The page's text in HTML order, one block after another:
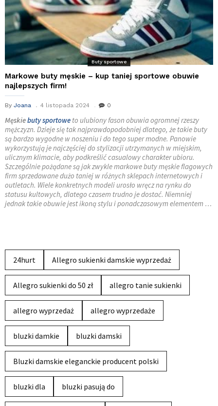
Buty sportowe
Markowe buty męskie – kup taniej sportowe obuwie
najlepszych firm!
By Joana 4 listopada 2024 0
Męskiebuty sportowe to ulubiony fason obuwia ogromnej rzeszy
mężczyzn. Dzieje się tak najprawdopodobniej dlatego, że takie buty
są bardzo wygodne w noszeniu i do tego super modne. Panowie
wykorzystują je najczęściej do stylizacji utrzymanych w miejskim,
ulicznym klimacie, aby podkreślić casualowy charakter ubioru.
Szczególnie pożądane są jak zwykle markowe buty męskie flagowych
firm sprzedawane dużo taniej w różnych sklepach internetowych i
outletach. Wiele konkretnych modeli urosło wręcz na rynku do
statusu kultowych, dlatego czasem trudno je dostać. Niemniej
jednak takie obuwie jest ikoną stylu i ponadczasowym elementem …
24hurt Allegro sukienki damskie wyprzedaż
Allegro sukienki do 50 zł allegro tanie sukienki
allegro wyprzedaż allegro wyprzedaże
bluzki damkie bluzki damski
Bluzki damskie eleganckie producent polski
bluzki dla bluzki pasują do